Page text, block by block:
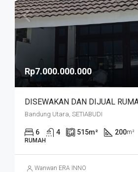
Rp7.000.000.000
Bandung Utara, SETIABUDI
6 4 515m² 200m²
RUMAH
Wanwan ERA INNO